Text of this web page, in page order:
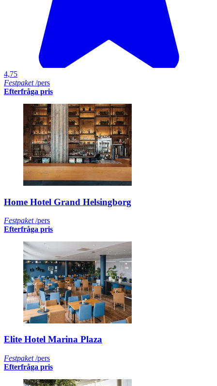
4,75
Festpaket/pers
Efterfråga pris
Home Hotel Grand Helsingborg
Festpaket/pers
Efterfråga pris
Elite Hotel Marina Plaza
Festpaket/pers
Efterfråga pris